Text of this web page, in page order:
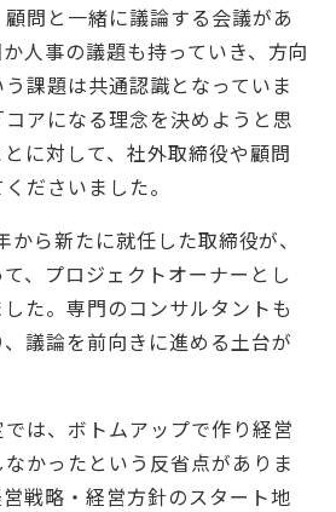
問と一緒に議論する会議があ
人事の議題も持っていき、方向
課題は共通認識となっていま
アになる理念を決めようと思
に対して、社外取締役や顧問
ださいました。
ら新たに就任した取締役が、
、プロジェクトオーナーとし
た。専門のコンサルタントも
議論を前向きに進める土台が
は、ボトムアップで作り経営
かったという反省点がありま
戦略・経営方針のスタート地